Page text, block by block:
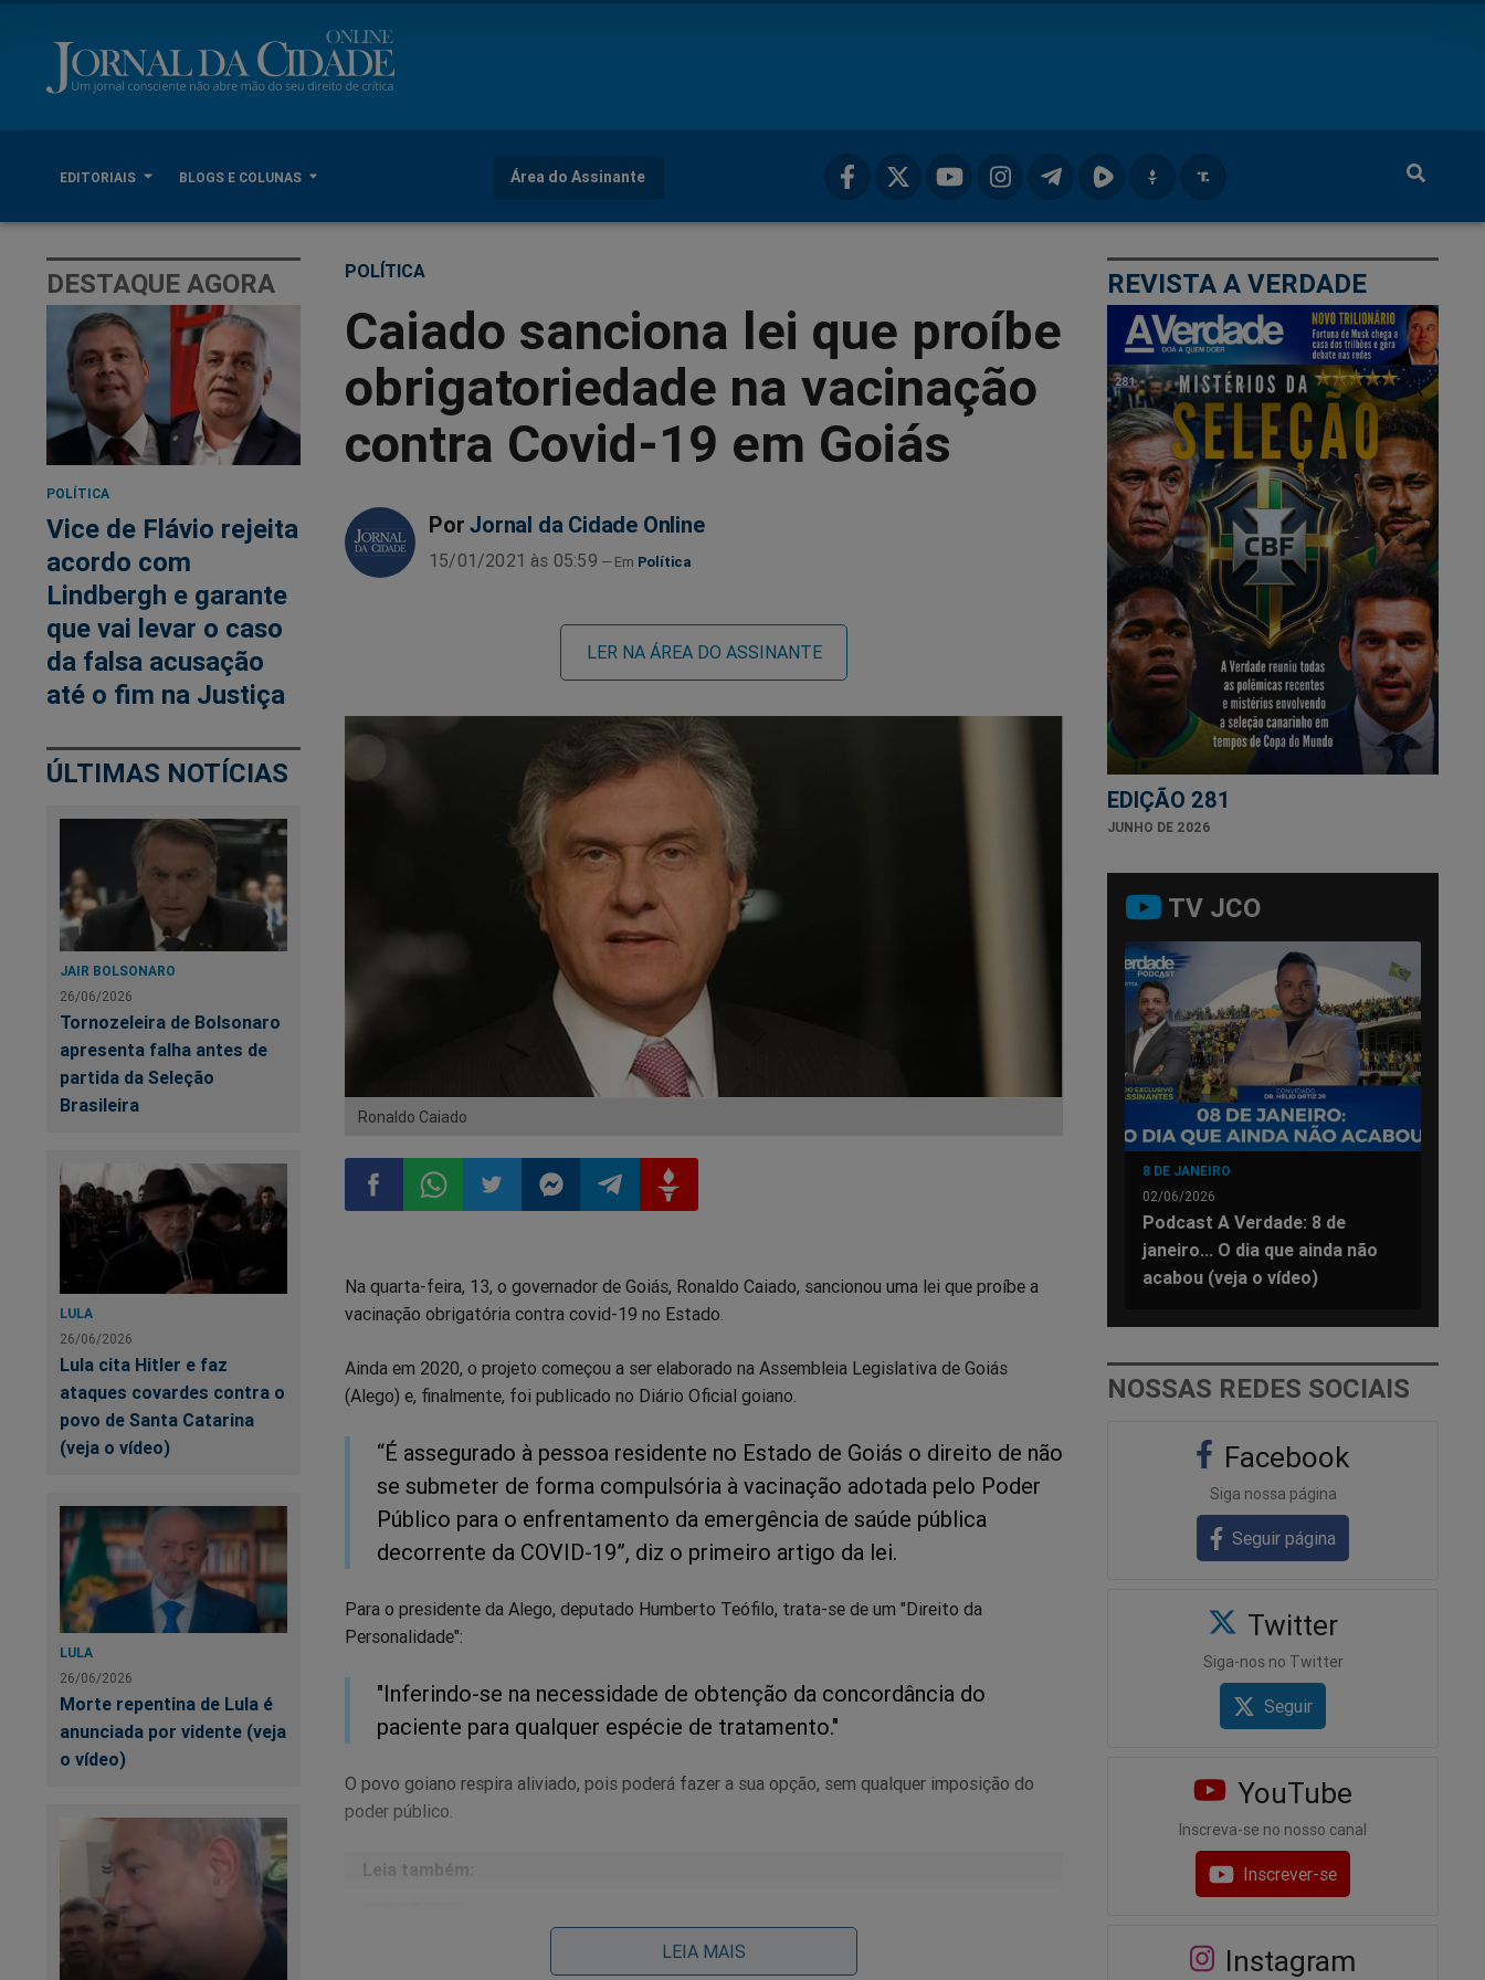
EDITORIAIS BLOGS E COLUNAS Área do Assinante
DESTAQUE AGORA
POLÍTICA
Vice de Flávio rejeita
acordo com
Lindbergh e garante
que vai levar o caso
da falsa acusação
até o fim na Justiça
ÚLTIMAS NOTÍCIAS
JAIR BOLSONARO
26/06/2026
Tornozeleira de Bolsonaro
apresenta falha antes de
partida da Seleção
Brasileira
LULA
26/06/2026
Lula cita Hitler e faz
ataques covardes contra o
povo de Santa Catarina
(veja o vídeo)
LULA
26/06/2026
Morte repentina de Lula é
anunciada por vidente (veja
o vídeo)
POLÍTICA
Caiado sanciona lei que proíbe
obrigatoriedade na vacinação
contra Covid-19 em Goiás
Por Jornal da Cidade Online
15/01/2021 às 05:59 Política
LER NA ÁREA DO ASSINANTE
Ronaldo Caiado
no
no
no
no
no
no
Na quarta-feira, 13, o governador de Goiás, Ronaldo Caiado, sancionou uma lei que proíbe a
vacinação obrigatória contra covid-19 no Estado.
Ainda em 2020, o projeto começou a ser elaborado na Assembleia Legislativa de Goiás
(Alego) e, finalmente, foi publicado no Diário Oficial goiano.
“É assegurado à pessoa residente no Estado de Goiás o direito de não
se submeter de forma compulsória à vacinação adotada pelo Poder
Público para o enfrentamento da emergência de saúde pública
decorrente da COVID-19”, diz o primeiro artigo da lei.
Para o presidente da Alego, deputado Humberto Teófilo, trata-se de um "Direito da
Personalidade":
"Inferindo-se na necessidade de obtenção da concordância do
paciente para qualquer espécie de tratamento."
O povo goiano respira aliviado, pois poderá fazer a sua opção, sem qualquer imposição do
poder público.
indignação em jornalista do SBT, que solta o verbo (veja o vídeo)
LEIA MAIS
REVISTA A VERDADE
EDIÇÃO 281
JUNHO DE 2026
TV JCO
8 DE JANEIRO
02/06/2026
Podcast A Verdade: 8 de
janeiro... O dia que ainda não
acabou (veja o vídeo)
NOSSAS REDES SOCIAIS
Facebook
Siga nossa página
Seguir página
Twitter
Siga-nos no Twitter
Seguir
YouTube
Inscreva-se no nosso canal
Inscrever-se
Instagram